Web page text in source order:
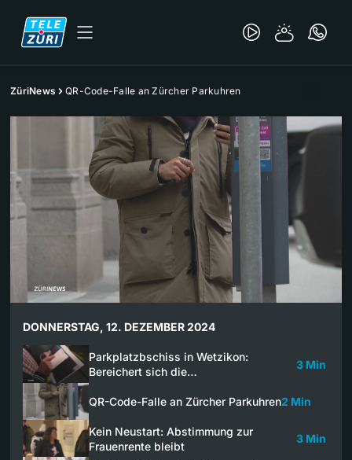
ZüriNews QR-Code-Falle an Zürcher Parkuhren
DONNERSTAG, 12. DEZEMBER 2024
Parkplatzbschiss in Wetzikon:
Bereichert sich die…
3 Min
QR-Code-Falle an Zürcher Parkuhren2 Min
Kein Neustart: Abstimmung zur
Frauenrente bleibt
3 Min